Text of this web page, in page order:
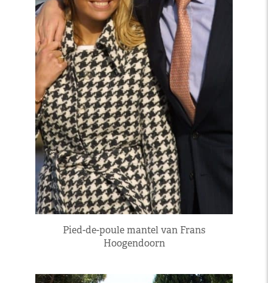
Pied-de-poule mantel van Frans
Hoogendoorn